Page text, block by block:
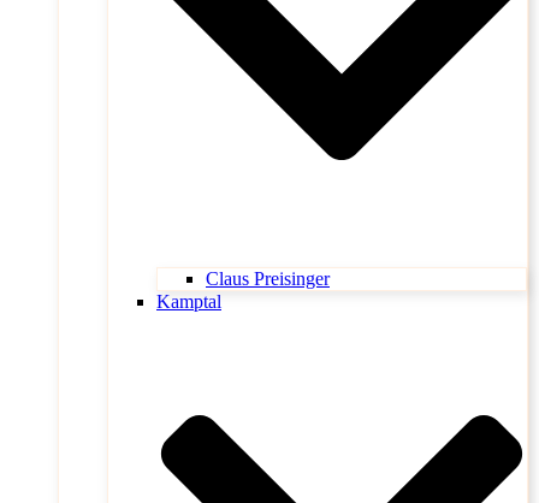
Claus Preisinger
Kamptal